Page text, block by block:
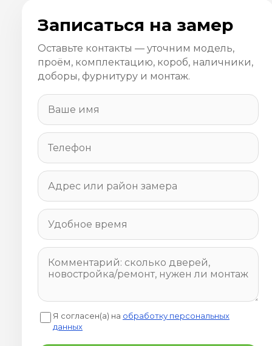
Записаться на замер
Оставьте контакты — уточним модель,
проём, комплектацию, короб, наличники,
доборы, фурнитуру и монтаж.
Я согласен(а) на обработку персональных
данных